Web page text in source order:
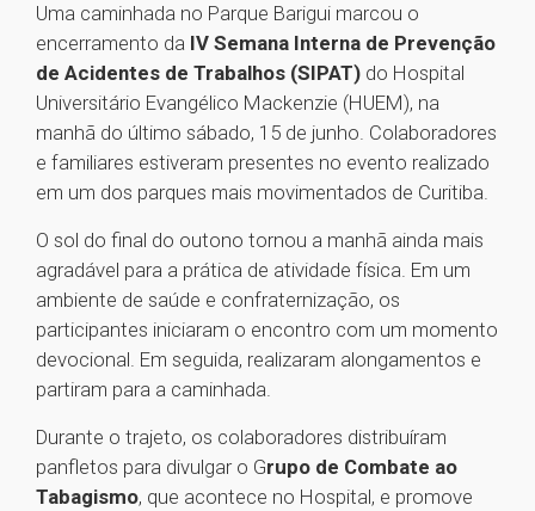
Uma caminhada no Parque Barigui marcou o
encerramento da IV Semana Interna de Prevenção
de Acidentes de Trabalhos (SIPAT) do Hospital
Universitário Evangélico Mackenzie (HUEM), na
manhã do último sábado, 15 de junho. Colaboradores
e familiares estiveram presentes no evento realizado
em um dos parques mais movimentados de Curitiba.
O sol do final do outono tornou a manhã ainda mais
agradável para a prática de atividade física. Em um
ambiente de saúde e confraternização, os
participantes iniciaram o encontro com um momento
devocional. Em seguida, realizaram alongamentos e
partiram para a caminhada.
Durante o trajeto, os colaboradores distribuíram
panfletos para divulgar o Grupo de Combate ao
Tabagismo, que acontece no Hospital, e promove